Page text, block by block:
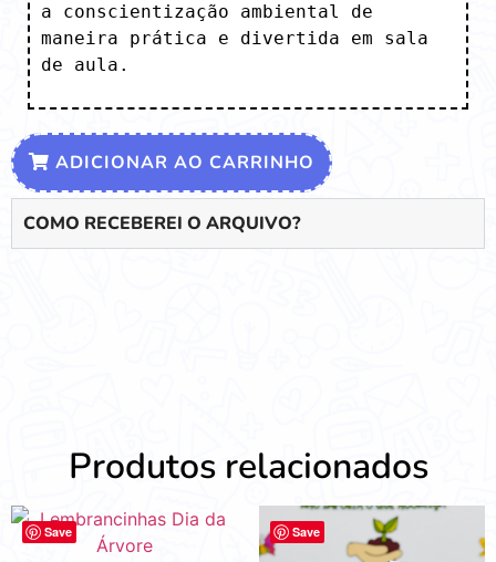
a conscientização ambiental de
maneira prática e divertida em sala
de aula.
ADICIONAR AO CARRINHO
COMO RECEBEREI O ARQUIVO?
Produtos relacionados
Save Save